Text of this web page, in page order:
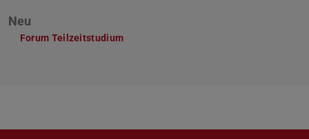
Neu
Forum Teilzeitstudium